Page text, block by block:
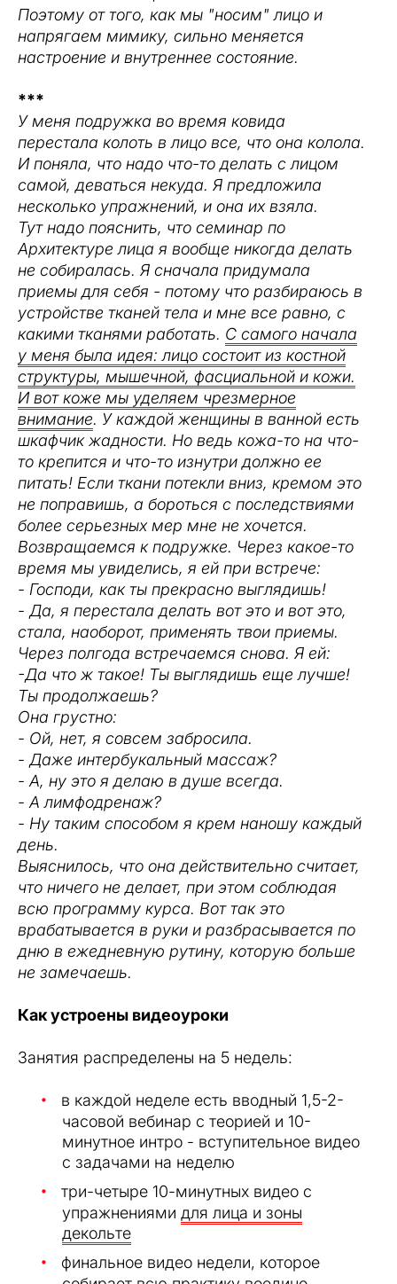
Поэтому от того, как мы "носим" лицо и
напрягаем мимику, сильно меняется
настроение и внутреннее состояние.
***
У меня подружка во время ковида
перестала колоть в лицо все, что она колола.
И поняла, что надо что-то делать с лицом
самой, деваться некуда. Я предложила
несколько упражнений, и она их взяла.
Тут надо пояснить, что семинар по
Архитектуре лица я вообще никогда делать
не собиралась. Я сначала придумала
приемы для себя - потому что разбираюсь в
устройстве тканей тела и мне все равно, с
какими тканями работать. С самого начала
у меня была идея: лицо состоит из костной
структуры, мышечной, фасциальной и кожи.
И вот коже мы уделяем чрезмерное
внимание. У каждой женщины в ванной есть
шкафчик жадности. Но ведь кожа-то на что-
то крепится и что-то изнутри должно ее
питать! Если ткани потекли вниз, кремом это
не поправишь, а бороться с последствиями
более серьезных мер мне не хочется.
Возвращаемся к подружке. Через какое-то
время мы увиделись, я ей при встрече:
- Господи, как ты прекрасно выглядишь!
- Да, я перестала делать вот это и вот это,
стала, наоборот, применять твои приемы.
Через полгода встречаемся снова. Я ей:
-Да что ж такое! Ты выглядишь еще лучше!
Ты продолжаешь?
Она грустно:
- Ой, нет, я совсем забросила.
- Даже интербукальный массаж?
- А, ну это я делаю в душе всегда.
- А лимфодренаж?
- Ну таким способом я крем наношу каждый
день.
Выяснилось, что она действительно считает,
что ничего не делает, при этом соблюдая
всю программу курса. Вот так это
врабатывается в руки и разбрасывается по
дню в ежедневную рутину, которую больше
не замечаешь.
Как устроены видеоуроки
Занятия распределены на 5 недель:
в каждой неделе есть вводный 1,5-2-
часовой вебинар с теорией и 10-
минутное интро - вступительное видео
с задачами на неделю
три-четыре 10-минутных видео с
упражнениями для лица и зоны
декольте
финальное видео недели, которое